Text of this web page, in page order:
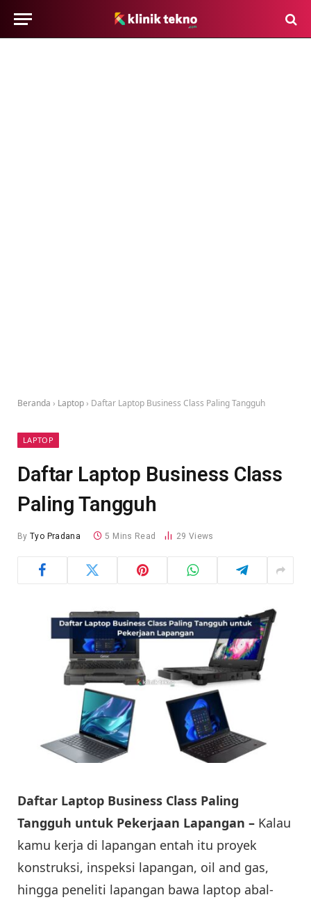
Beranda › Laptop › Daftar Laptop Business Class Paling Tangguh
LAPTOP
Daftar Laptop Business Class
Paling Tangguh
By Tyo Pradana 5 Mins Read 29 Views
Daftar Laptop Business Class Paling
Tangguh untuk Pekerjaan Lapangan – Kalau
kamu kerja di lapangan entah itu proyek
konstruksi, inspeksi lapangan, oil and gas,
hingga peneliti lapangan bawa laptop abal-